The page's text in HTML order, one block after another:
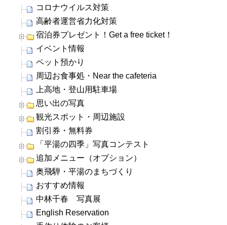
コロナウイルス対策
高齢者運営省力化対策
宿泊券プレゼント！Get a free ticket！
イベント情報
ペット預かり
周辺お食事処・Near the cafeteria
上高地・登山用駐車場
思い出の写真
観光スポット・周辺施設
割引券・無料券
「平湯の四季」写真コンテスト
追加メニュー（オプション）
奥飛騨・平湯のまちづくり
おすすめ情報
中林千春 写真展
English Reservation